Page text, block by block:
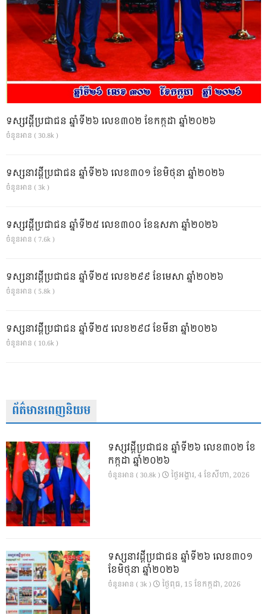
ទស្សវដ្តីប្រជាជន ឆ្នាំទី២៦ លេខ៣០២ ខែកក្កដា ឆ្នាំ២០២៦
ចំនួនអាន ( 30.8k )
ទស្សនាវដ្ដីប្រជាជន ឆ្នាំទី២៦ លេខ៣០១ ខែមិថុនា ឆ្នាំ២០២៦
ចំនួនអាន ( 3k )
ទស្សវដ្តីប្រជាជន ឆ្នាំទី២៥ លេខ៣០០ ខែឧសភា ឆ្នាំ២០២៦
ចំនួនអាន ( 7.6k )
ទស្សនាវដ្ដីប្រជាជន ឆ្នាំទី២៥ លេខ២៩៩ ខែមេសា ឆ្នាំ២០២៦
ចំនួនអាន ( 5.8k )
ទស្សនាវដ្ដីប្រជាជន ឆ្នាំទី២៥ លេខ២៩៨ ខែមីនា ឆ្នាំ២០២៦
ចំនួនអាន ( 10.6k )
ព័ត៌មានពេញនិយម
ទស្សវដ្តីប្រជាជន ឆ្នាំទី២៦ លេខ៣០២ ខែ
កក្កដា ឆ្នាំ២០២៦
ចំនួនអាន ( 30.8k ) ថ្ងៃ​អង្គារ, 4 ខែ​សីហា, 2026
ទស្សនាវដ្ដីប្រជាជន ឆ្នាំទី២៦ លេខ៣០១
ខែមិថុនា ឆ្នាំ២០២៦
ចំនួនអាន ( 3k ) ថ្ងៃ​ពុធ, 15 ខែ​កក្កដា, 2026